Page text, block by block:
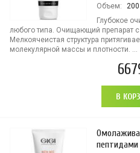
Объем:
Глубокое
любого типа. Очищающий препарат с
Мелкоячеистая структура
молекулярной массы и плотности. ...
В
пептидами